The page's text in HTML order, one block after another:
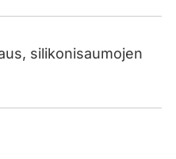
silikonisaumojen